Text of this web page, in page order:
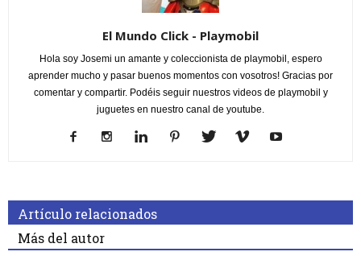
El Mundo Click - Playmobil
Hola soy Josemi un amante y coleccionista de playmobil, espero
aprender mucho y pasar buenos momentos con vosotros! Gracias por
comentar y compartir. Podéis seguir nuestros videos de playmobil y
juguetes en nuestro canal de youtube.
Artículo relacionados
Más del autor